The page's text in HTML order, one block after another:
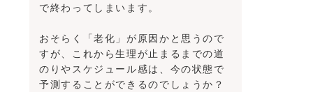
で終わってしまいます。
おそらく「老化」が原因かと思うので
すが、これから生理が止まるまでの道
のりやスケジュール感は、今の状態で
予測することができるのでしょうか？